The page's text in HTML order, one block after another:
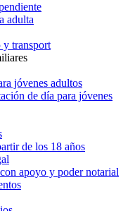
adulta
y transport
jóvenes adultos
de día para jóvenes
de los 18 años
apoyo y poder notarial